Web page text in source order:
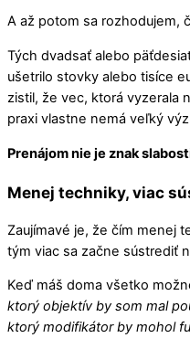
A až potom sa rozhodujem,
Tých dvadsať alebo
ušetrilo stovky alebo tisíce
zistil, že vec, ktorá vyzerala
praxi vlastne nemá veľký
Prenájom nie je znak
Menej techniky, viac
Zaujímavé je, že čím menej
tým viac sa začne sústrediť
Keď máš doma všetko
ktorý objektív by som mal
ktorý modifikátor by mohol